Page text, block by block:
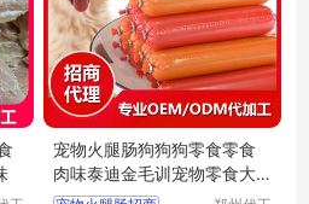
宠物火腿肠狗狗狗零食零食
肉味泰迪金毛训宠物零食大
礼包批发定制